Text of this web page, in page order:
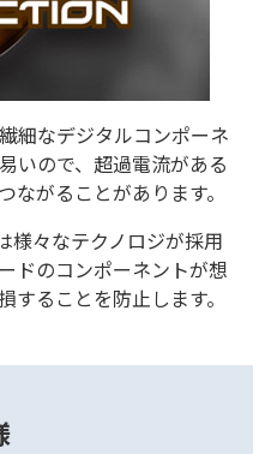
細なデジタルコンポーネ
いので、超過電流がある
ながることがあります。
様々なテクノロジが採用
ドのコンポーネントが想
ることを防止します。